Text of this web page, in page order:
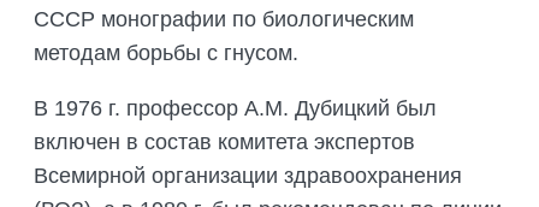
СССР монографии по биологическим
методам борьбы с гнусом.
В 1976 г. профессор А.М. Дубицкий был
включен в состав комитета экспертов
Всемирной организации здравоохранения